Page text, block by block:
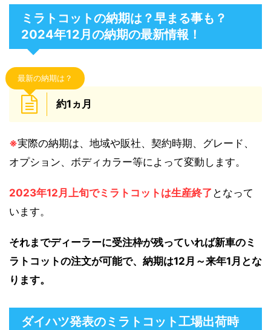
ミラトコットの納期は？早まる事も？
2024年12月の納期の最新情報！
最新の納期は？
約1ヵ月
※実際の納期は、地域や販社、契約時期、グレード、
オプション、ボディカラー等によって変動します。
2023年12月上旬でミラトコットは生産終了 となって
います。
それまでディーラーに受注枠が残っていれば新車のミ
ラトコットの注文が可能で、納期は12月～来年1月とな
ります。
ダイハツ発表のミラトコット工場出荷時